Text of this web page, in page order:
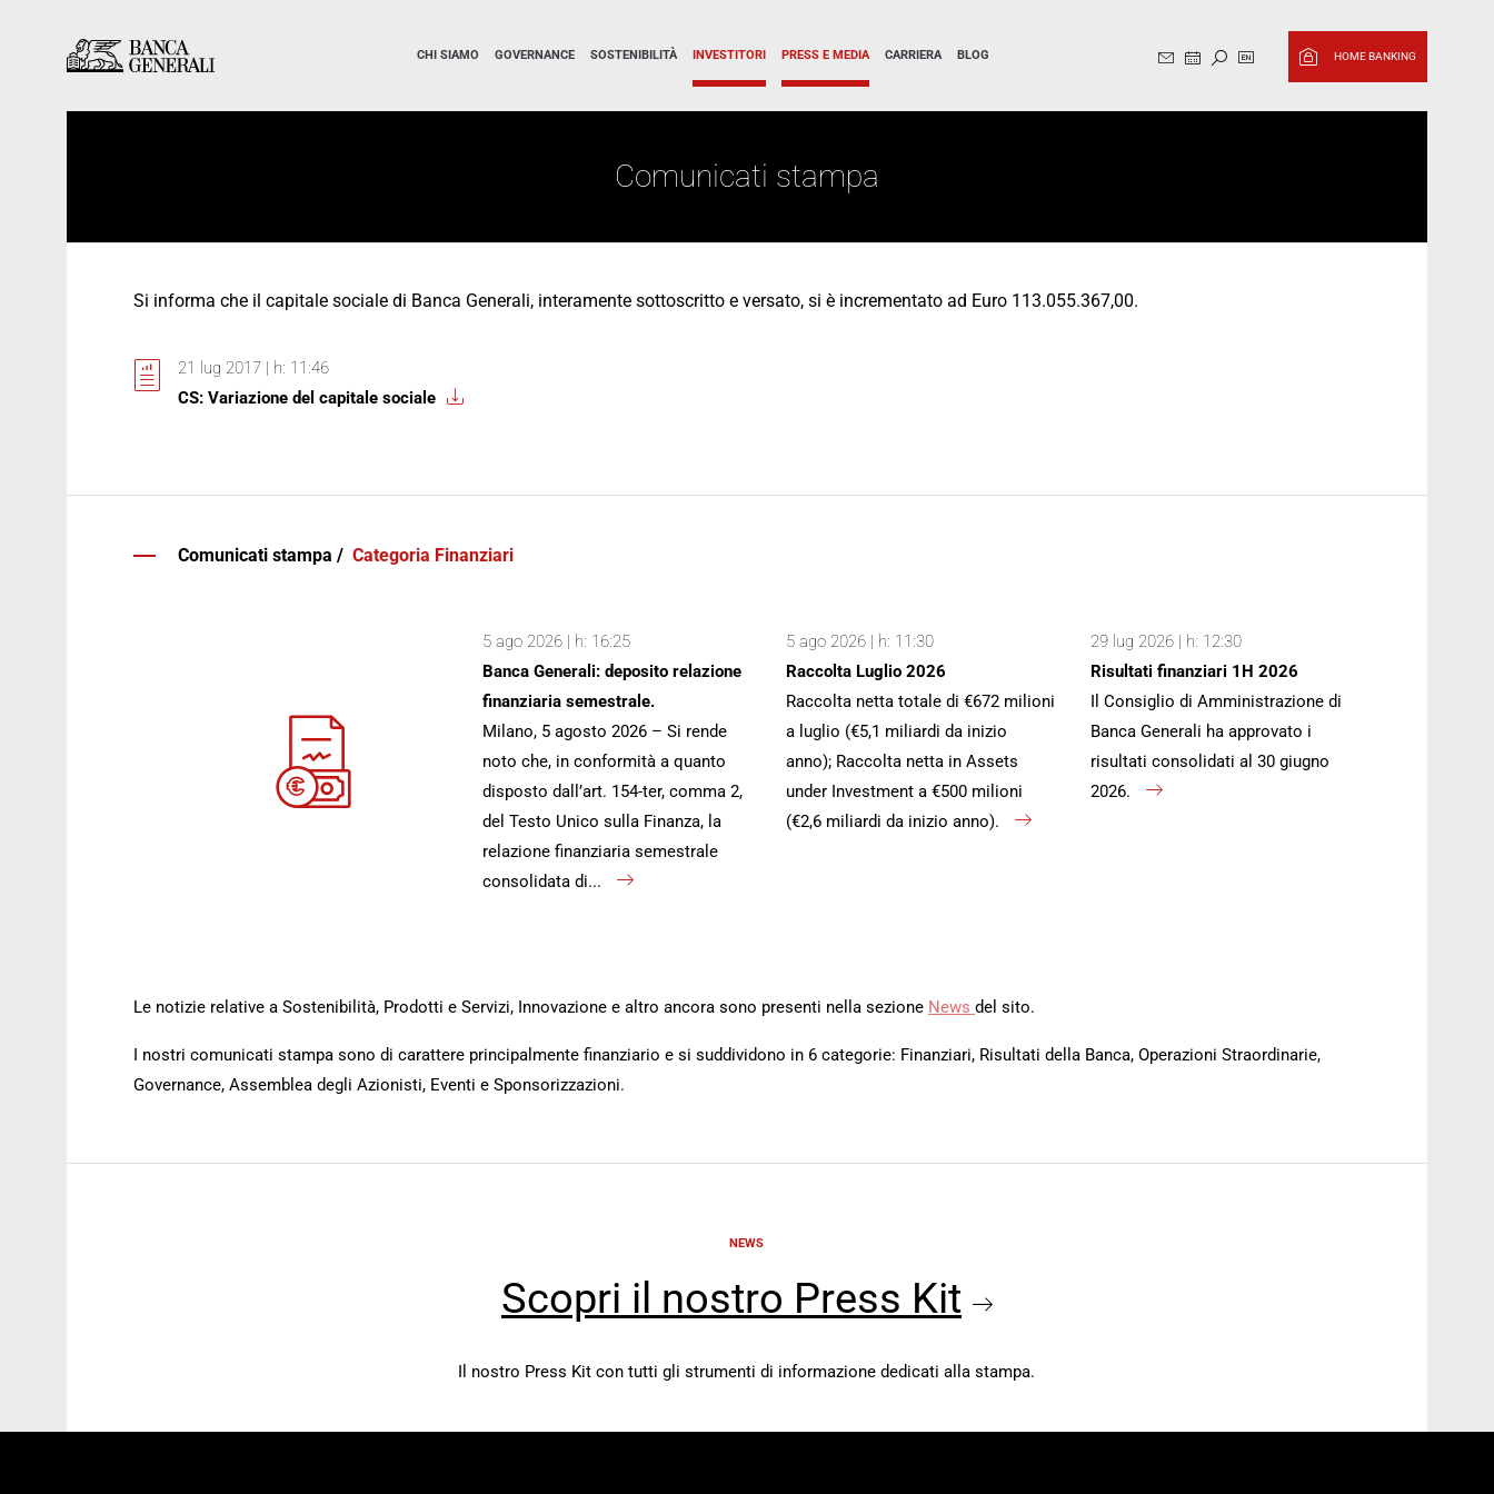
CHI SIAMO GOVERNANCE SOSTENIBILITÀ INVESTITORI PRESS E MEDIA CARRIERA BLOG Website in English, switch to
HOME BANKING
Comunicati stampa
Si informa che il capitale sociale di Banca Generali, interamente sottoscritto e versato, si è incrementato ad Euro 113.055.367,00.
21 lug 2017 | h: 11:46
CS: Variazione del capitale sociale
Comunicati stampa / Categoria Finanziari
5 ago 2026 | h: 16:25
Banca Generali: deposito relazione
finanziaria semestrale.
Milano, 5 agosto 2026 – Si rende
noto che, in conformità a quanto
disposto dall’art. 154-ter, comma 2,
del Testo Unico sulla Finanza, la
relazione finanziaria semestrale
consolidata di...
5 ago 2026 | h: 11:30
Raccolta Luglio 2026
Raccolta netta totale di €672 milioni
a luglio (€5,1 miliardi da inizio
anno); Raccolta netta in Assets
under Investment a €500 milioni
(€2,6 miliardi da inizio anno).
29 lug 2026 | h: 12:30
Risultati finanziari 1H 2026
Il Consiglio di Amministrazione di
Banca Generali ha approvato i
risultati consolidati al 30 giugno
2026.
Le notizie relative a Sostenibilità, Prodotti e Servizi, Innovazione e altro ancora sono presenti nella sezione News del sito.
I nostri comunicati stampa sono di carattere principalmente finanziario e si suddividono in 6 categorie: Finanziari, Risultati della Banca, Operazioni Straordinarie,
Governance, Assemblea degli Azionisti, Eventi e Sponsorizzazioni.
NEWS
Scopri il nostro Press Kit
Il nostro Press Kit con tutti gli strumenti di informazione dedicati alla stampa.